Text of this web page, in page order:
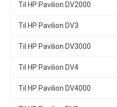
Til HP Pavilion DV2000
Til HP Pavilion DV3
Til HP Pavilion DV3000
Til HP Pavilion DV4
Til HP Pavilion DV4000